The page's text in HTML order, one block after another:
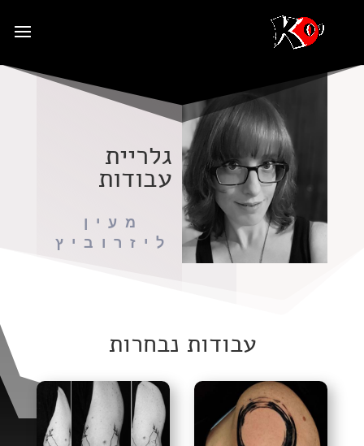
גלריית
עבודות
מעין
ליזרוביץ
עבודות נבחרות